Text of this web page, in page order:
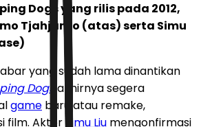
Dogs yang rilis pada 2012,
Tjahjanto (atas) serta Simu
yang sudah lama dinantikan
Dogs akhirnya segera
game baru atau remake,
film. Aktor Simu Liu mengonfirmasi